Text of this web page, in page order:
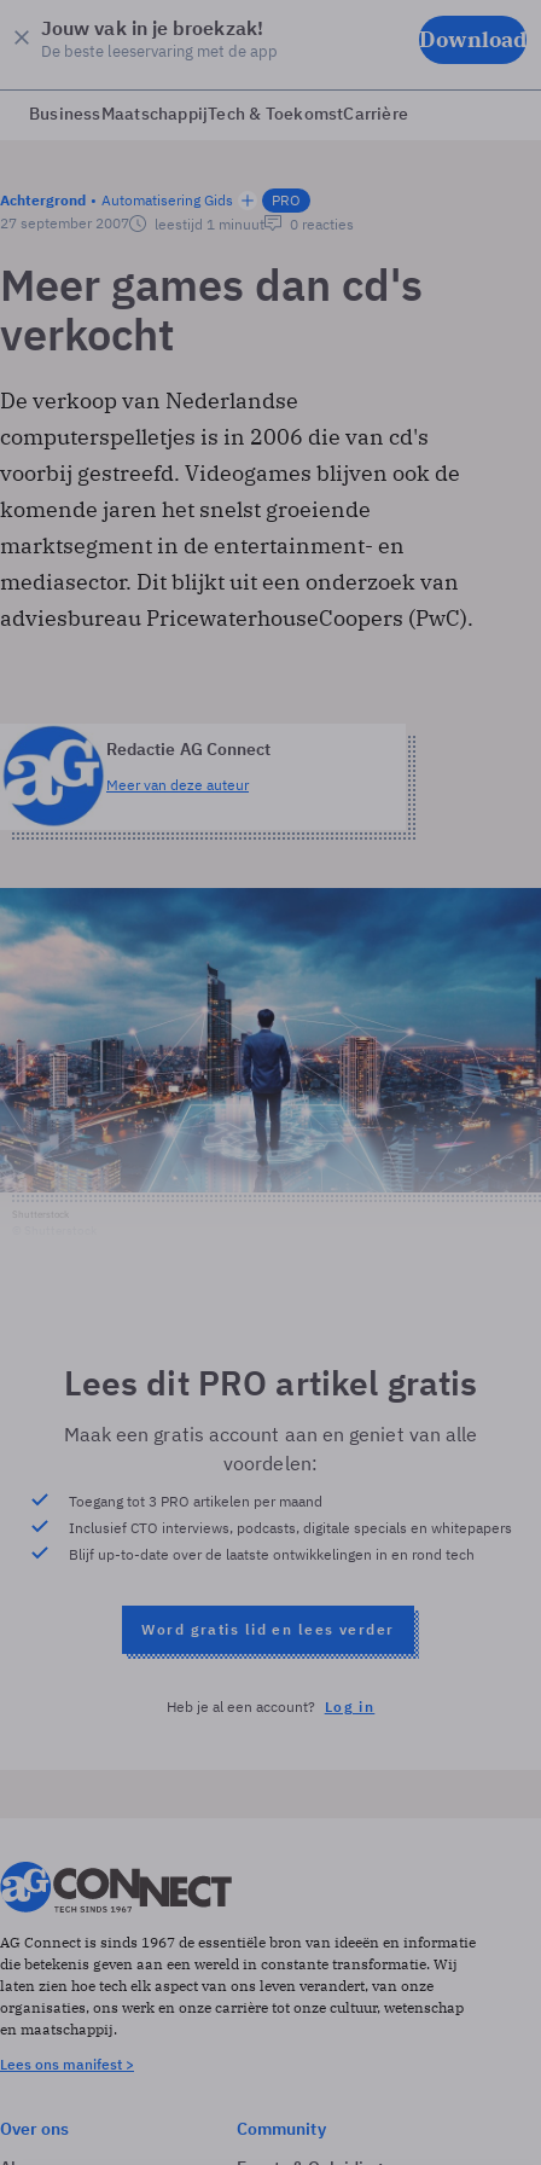
Jouw vak in je broekzak!
De beste leeservaring met de app Download
BusinessMaatschappijTech & ToekomstCarrière
Achtergrond Automatisering Gids
PRO
27 september 2007
leestijd 1 minuut 0 reacties
Meer games dan cd's
verkocht
De verkoop van Nederlandse
computerspelletjes is in 2006 die van cd's
voorbij gestreefd. Videogames blijven ook de
komende jaren het snelst groeiende
marktsegment in de entertainment- en
mediasector. Dit blijkt uit een onderzoek van
adviesbureau PricewaterhouseCoopers (PwC).
Redactie AG Connect
Meer van deze auteur
Lees dit PRO artikel gratis
Maak een gratis account aan en geniet van alle
voordelen:
Toegang tot 3 PRO artikelen per maand
Inclusief CTO interviews, podcasts, digitale specials en whitepapers
Blijf up-to-date over de laatste ontwikkelingen in en rond tech
Word gratis lid en lees verder
Heb je al een account? Log in
AG Connect is sinds 1967 de essentiële bron van ideeën en informatie
die betekenis geven aan een wereld in constante transformatie. Wij
laten zien hoe tech elk aspect van ons leven verandert, van onze
organisaties, ons werk en onze carrière tot onze cultuur, wetenschap
en maatschappij.
Lees ons manifest >
Over ons
Community